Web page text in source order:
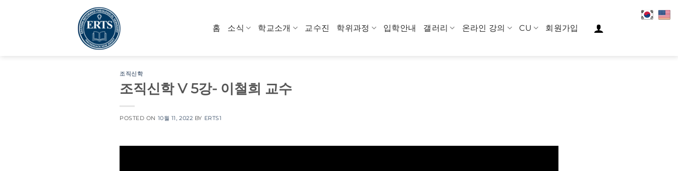
홈 소식 학교소개 교수진 학위과정 입학안내 갤러리 온라인 강의 CU 회원가입
조직신학
조직신학 V 5강- 이철희 교수
POSTED ON 10월 11, 2022 BY ERTS1